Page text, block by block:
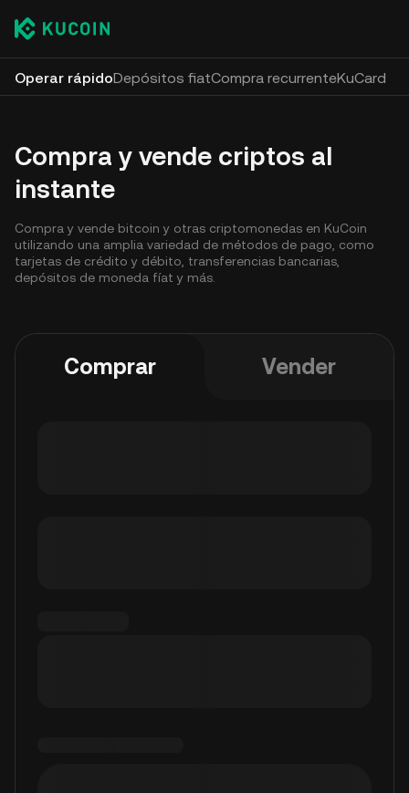
Operar rápidoDepósitos fiatCompra recurrenteKuCard
Compra y vende criptos al
instante
Compra y vende bitcoin y otras criptomonedas en KuCoin
utilizando una amplia variedad de métodos de pago, como
tarjetas de crédito y débito, transferencias bancarias,
depósitos de moneda fíat y más.
Comprar Vender